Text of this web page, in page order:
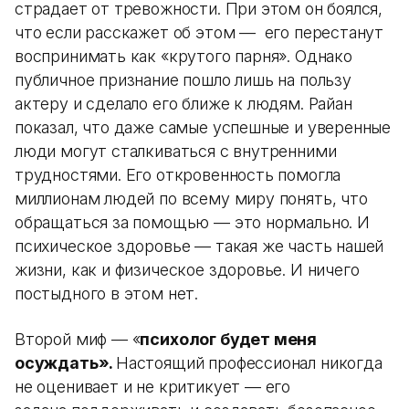
страдает от тревожности. При этом он боялся,
что если расскажет об этом — его перестанут
воспринимать как «крутого парня». Однако
публичное признание пошло лишь на пользу
актеру и сделало его ближе к людям. Райан
показал, что даже самые успешные и уверенные
люди могут сталкиваться с внутренними
трудностями. Его откровенность помогла
миллионам людей по всему миру понять, что
обращаться за помощью — это нормально. И
психическое здоровье — такая же часть нашей
жизни, как и физическое здоровье. И ничего
постыдного в этом нет.
Второй миф — «психолог будет меня
осуждать». Настоящий профессионал никогда
не оценивает и не критикует — его